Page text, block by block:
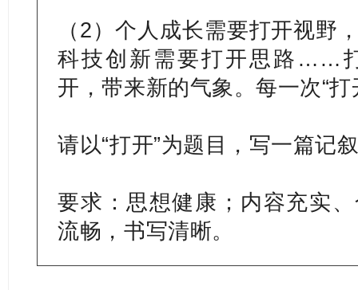
（2）个人成长需要打开视野
科技创新需要打开思路……
开，带来新的气象。每一次“
请以“打开”为题目，写一篇记
要求：思想健康；内容充实
流畅，书写清晰。